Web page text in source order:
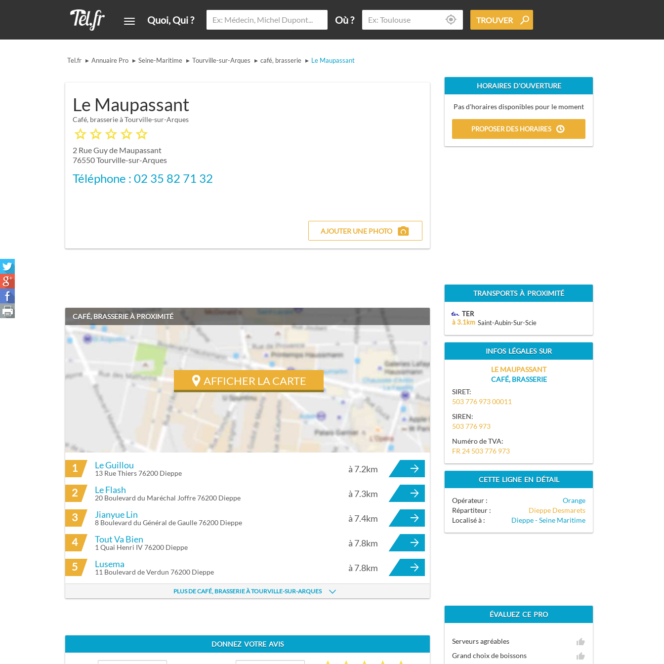
Quoi, Qui ? Où ? TROUVER
Tel.fr ▸ Annuaire Pro ▸ Seine-Maritime ▸ Tourville-sur-Arques ▸ café, brasserie ▸ Le Maupassant
AJOUTER UNE PHOTO
Le Maupassant
Café, brasserie à Tourville-sur-Arques
2 Rue Guy de Maupassant
76550Tourville-sur-Arques
Téléphone : 02 35 82 71 32
CAFÉ, BRASSERIE À PROXIMITÉ
AFFICHER LA CARTE
ITINÉRAIRE VERS LE MAUPASSANT À TOURVILLE-SUR-ARQUES
1 Le Guillou
13 Rue Thiers 76200 Dieppe à 7.2km
2 Le Flash
20 Boulevard du Maréchal Joffre 76200 Dieppe à 7.3km
3 Jianyue Lin
8 Boulevard du Général de Gaulle 76200 Dieppe à 7.4km
4 Tout Va Bien
1 Quai Henri IV 76200 Dieppe à 7.8km
5 Lusema
11 Boulevard de Verdun 76200 Dieppe à 7.8km
PLUS DE CAFÉ, BRASSERIE À TOURVILLE-SUR-ARQUES
HORAIRES D'OUVERTURE
Pas d'horaires disponibles pour le moment
PROPOSER DES HORAIRES
TRANSPORTS À PROXIMITÉ
TER
à 3.1km Saint-Aubin-Sur-Scie
INFOS LÉGALES SUR
LE MAUPASSANT
CAFÉ, BRASSERIE
SIRET:
503 776 973 00011
SIREN:
503 776 973
Numéro de TVA:
FR 24 503 776 973
CETTE LIGNE EN DÉTAIL
Opérateur :
Orange
Répartiteur :
Dieppe Desmarets
Localisé à :
Dieppe - Seine Maritime
DONNEZ VOTRE AVIS
ÉVALUEZ CE PRO
Serveurs agréables
Grand choix de boissons